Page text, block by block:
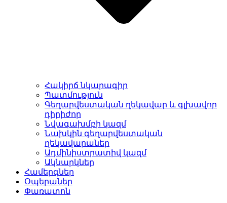
Հակիրճ նկարագիր
Պատմություն
Գեղարվեստական ղեկավար և գլխավոր
դիրիժոր
Նվագախմբի կազմ
Նախկին գեղարվեստական
ղեկավարաներ
Ադմինիստրատիվ կազմ
Ակնարկներ
Համերգներ
Օպերաներ
Փառատոն